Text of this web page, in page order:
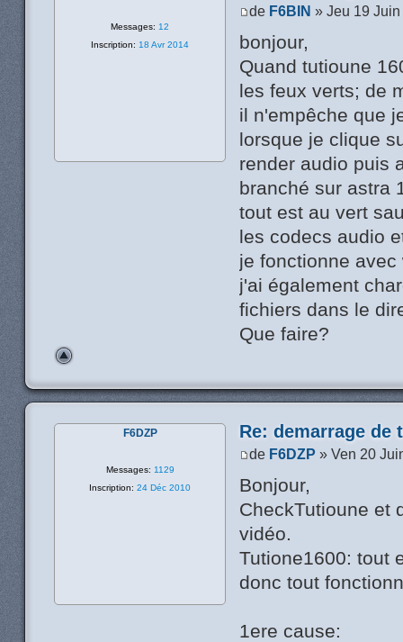
de F6BIN » Jeu 19
bonjour,
Quand tutioune
les feux verts; de
il n'empêche que
lorsque je clique
render audio puis
branché sur astra
tout est au vert
les codecs audio
je fonctionne avec
j'ai également
fichiers dans le
Que faire?
Messages: 12
Inscription: 18 Avr 2014
Re: demarrage de
de F6DZP » Ven 20
Bonjour,
CheckTutioune et
vidéo.
Tutione1600: tout
donc tout
1ere cause:
F6DZP
Messages: 1129
Inscription: 24 Déc 2010